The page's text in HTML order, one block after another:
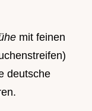
mit feinen
deutsche